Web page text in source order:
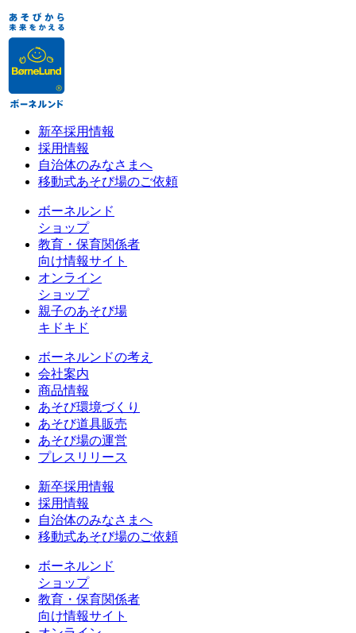
新卒採用情報
採用情報
自治体のみなさまへ
移動式あそび場のご依頼
ボーネルンド
ショップ
教育・保育関係者
向け情報サイト
オンライン
ショップ
親子のあそび場
キドキド
ボーネルンドの考え
会社案内
商品情報
あそび環境づくり
あそび道具販売
あそび場の運営
プレスリリース
新卒採用情報
採用情報
自治体のみなさまへ
移動式あそび場のご依頼
ボーネルンド
ショップ
教育・保育関係者
向け情報サイト